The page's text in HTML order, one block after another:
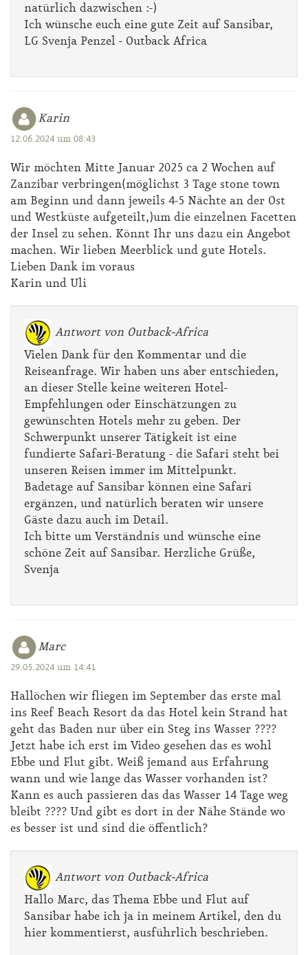
natürlich dazwischen :-)
Ich wünsche euch eine gute Zeit auf Sansibar,
LG Svenja Penzel - Outback Africa
Karin
12.06.2024 um 08:43
Wir möchten Mitte Januar 2025 ca 2 Wochen auf
Zanzibar verbringen(möglichst 3 Tage stone town
am Beginn und dann jeweils 4-5 Nächte an der Ost
und Westküste aufgeteilt,)um die einzelnen Facetten
der Insel zu sehen. Könnt Ihr uns dazu ein Angebot
machen. Wir lieben Meerblick und gute Hotels.
Lieben Dank im voraus
Karin und Uli
Antwort von Outback-Africa
Vielen Dank für den Kommentar und die
Reiseanfrage. Wir haben uns aber entschieden,
an dieser Stelle keine weiteren Hotel-
Empfehlungen oder Einschätzungen zu
gewünschten Hotels mehr zu geben. Der
Schwerpunkt unserer Tätigkeit ist eine
fundierte Safari-Beratung - die Safari steht bei
unseren Reisen immer im Mittelpunkt.
Badetage auf Sansibar können eine Safari
ergänzen, und natürlich beraten wir unsere
Gäste dazu auch im Detail.
Ich bitte um Verständnis und wünsche eine
schöne Zeit auf Sansibar. Herzliche Grüße,
Svenja
Marc
29.05.2024 um 14:41
Hallöchen wir fliegen im September das erste mal
ins Reef Beach Resort da das Hotel kein Strand hat
geht das Baden nur über ein Steg ins Wasser ????
Jetzt habe ich erst im Video gesehen das es wohl
Ebbe und Flut gibt. Weiß jemand aus Erfahrung
wann und wie lange das Wasser vorhanden ist?
Kann es auch passieren das das Wasser 14 Tage weg
bleibt ???? Und gibt es dort in der Nähe Stände wo
es besser ist und sind die öffentlich?
Antwort von Outback-Africa
Hallo Marc, das Thema Ebbe und Flut auf
Sansibar habe ich ja in meinem Artikel, den du
hier kommentierst, ausführlich beschrieben.